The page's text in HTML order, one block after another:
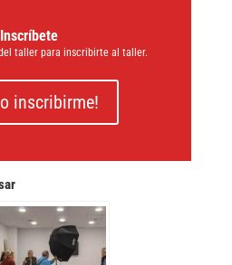
Inscríbete
taller para inscribirte al taller.
inscribirme!